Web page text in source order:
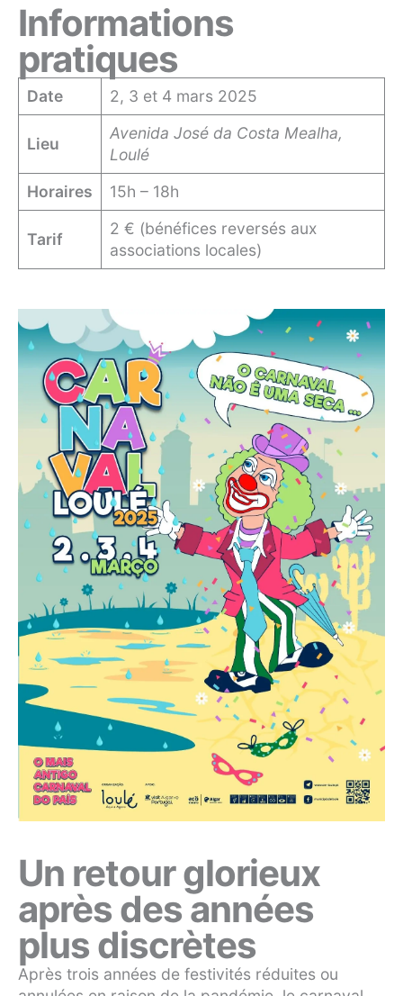
Informations
pratiques
Date 2, 3 et 4 mars 2025
Lieu
Avenida José da Costa Mealha,
Loulé
Horaires
15h – 18h
Tarif
2 € (bénéfices reversés aux
associations locales)
Un retour glorieux
après des années
plus discrètes
Après trois années de festivités réduites ou